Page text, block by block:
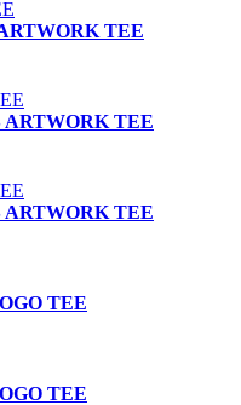
TEE
ARTWORK TEE
ARTWORK TEE
TEE
TEE